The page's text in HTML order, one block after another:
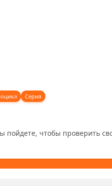
Серия
чтобы проверить